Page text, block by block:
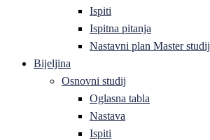
Ispiti
Ispitna pitanja
Nastavni plan Master studij
Bijeljina
Osnovni studij
Oglasna tabla
Nastava
Ispiti